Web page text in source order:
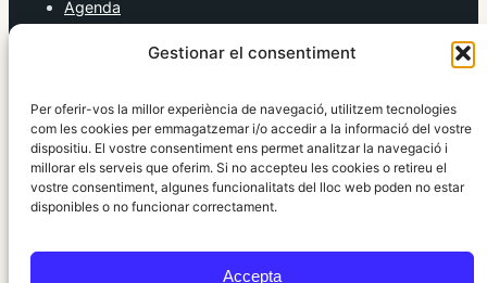
Gestionar el consentiment
Per oferir-vos la millor experiència de navegació, utilitzem tecnologies
com les cookies per emmagatzemar i/o accedir a la informació del vostre
dispositiu. El vostre consentiment ens permet analitzar la navegació i
millorar els serveis que oferim. Si no accepteu les cookies o retireu el
vostre consentiment, algunes funcionalitats del lloc web poden no estar
disponibles o no funcionar correctament.
Accepta
Agenda
Política
Societat
Tendències
elRidaura.com